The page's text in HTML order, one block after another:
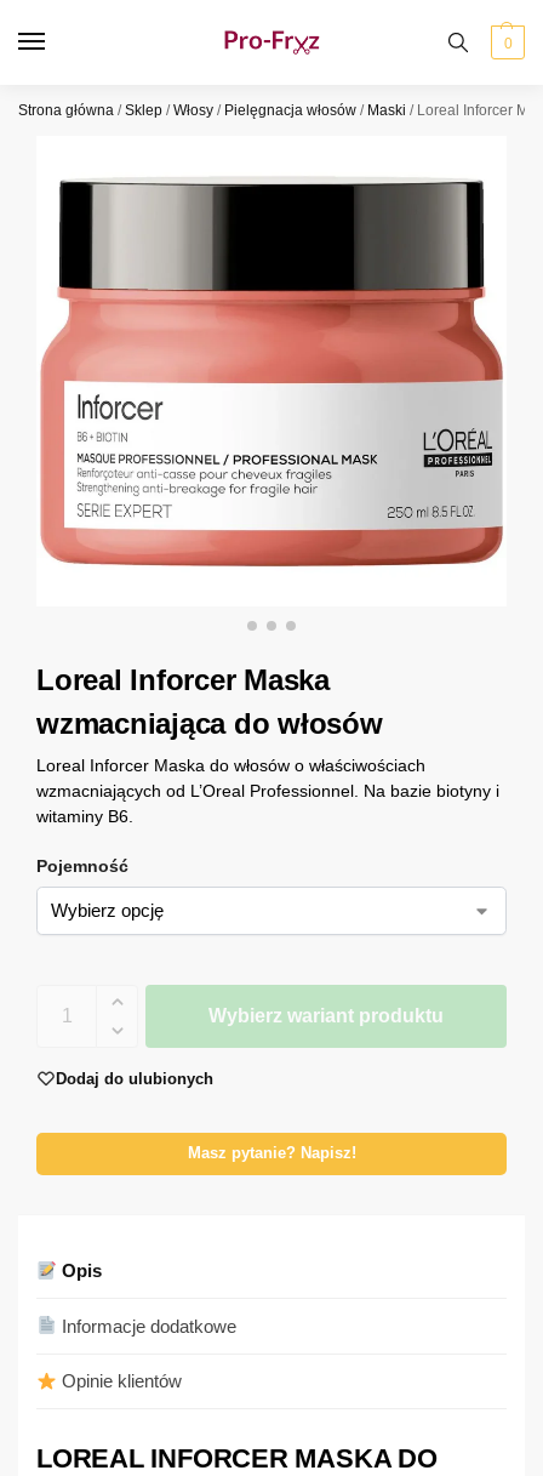
0
Strona główna /Sklep /Włosy / Pielęgnacja włosów / Maski / Loreal Inforcer
Loreal Inforcer Maska
wzmacniająca do włosów
Loreal Inforcer Maska do włosów o właściwościach
wzmacniających od L’Oreal Professionnel. Na bazie biotyny i
witaminy B6.
Pojemność
Wybierz wariant produktu
Dodaj do ulubionych
Masz pytanie? Napisz!
Opis
Informacje dodatkowe
Opinie klientów
LOREAL INFORCER MASKA DO